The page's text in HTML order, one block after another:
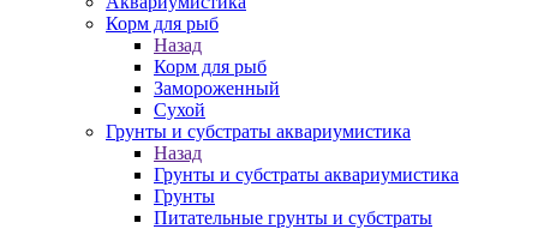
Корм для рыб
Назад
Корм для рыб
Замороженный
Сухой
Грунты и субстраты аквариумистика
Назад
Грунты и субстраты аквариумистика
Грунты
Питательные грунты и субстраты